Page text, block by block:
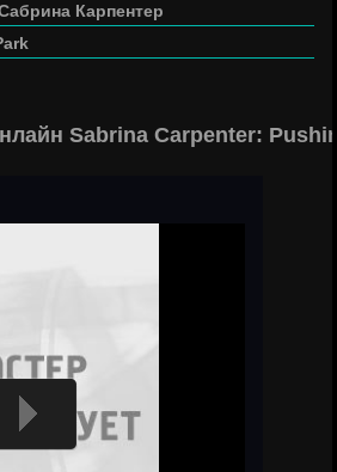
Карпентер
Sabrina Carpenter: